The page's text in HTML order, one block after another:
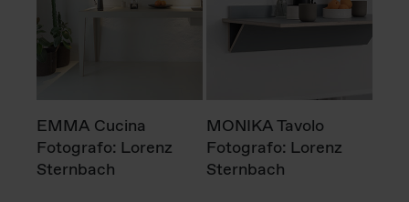
EMMA Cucina
Fotografo: Lorenz
Sternbach
MONIKA Tavolo
Fotografo: Lorenz
Sternbach